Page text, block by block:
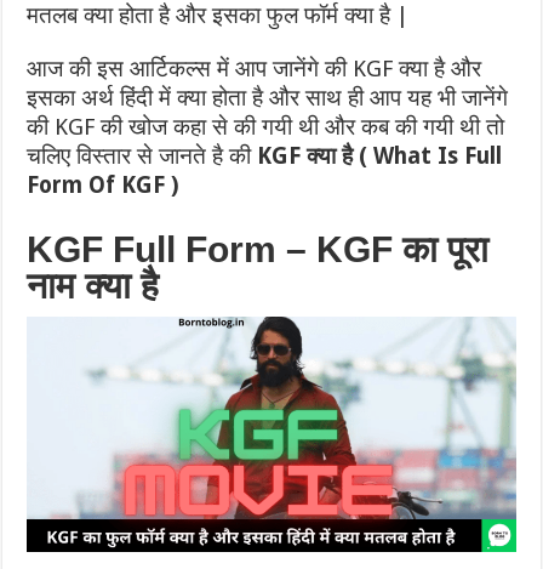
मतलब क्या होता है और इसका फुल फॉर्म क्या है |
आज की इस आर्टिकल्स में आप जानेंगे की KGF क्या है और
इसका अर्थ हिंदी में क्या होता है और साथ ही आप यह भी जानेंगे
की KGF की खोज कहा से की गयी थी और कब की गयी थी तो
चलिए विस्तार से जानते है की KGF क्या है ( What Is Full
Form Of KGF )
KGF Full Form – KGF का पूरा
नाम क्या है